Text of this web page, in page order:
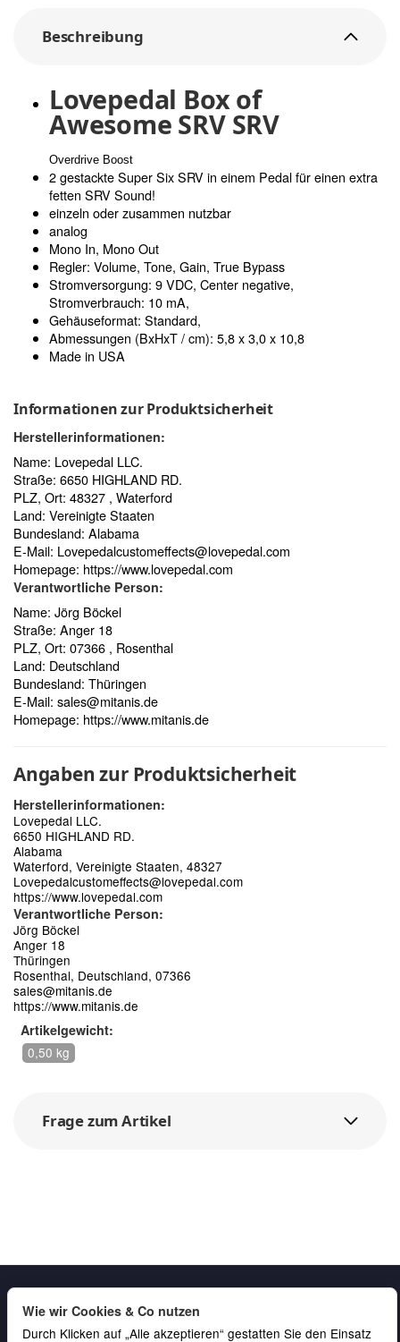
Beschreibung
Lovepedal Box of
Awesome SRV SRV
Overdrive Boost
2 gestackte Super Six SRV in einem Pedal für einen extra
fetten SRV Sound!
einzeln oder zusammen nutzbar
analog
Mono In, Mono Out
Regler: Volume, Tone, Gain, True Bypass
Stromversorgung: 9 VDC, Center negative,
Stromverbrauch: 10 mA,
Gehäuseformat: Standard,
Abmessungen (BxHxT / cm): 5,8 x 3,0 x 10,8
Made in USA
Informationen zur Produktsicherheit
Herstellerinformationen:
Name: Lovepedal LLC.
Straße: 6650 HIGHLAND RD.
PLZ, Ort: 48327 , Waterford
Land: Vereinigte Staaten
Bundesland: Alabama
E-Mail: Lovepedalcustomeffects@lovepedal.com
Homepage: https://www.lovepedal.com
Verantwortliche Person:
Name: Jörg Böckel
Straße: Anger 18
PLZ, Ort: 07366 , Rosenthal
Land: Deutschland
Bundesland: Thüringen
E-Mail: sales@mitanis.de
Homepage: https://www.mitanis.de
Angaben zur Produktsicherheit
Herstellerinformationen:
Lovepedal LLC.
6650 HIGHLAND RD.
Alabama
Waterford, Vereinigte Staaten, 48327
Lovepedalcustomeffects@lovepedal.com
https://www.lovepedal.com
Verantwortliche Person:
Jörg Böckel
Anger 18
Thüringen
Rosenthal, Deutschland, 07366
sales@mitanis.de
https://www.mitanis.de
Artikelgewicht:
0,50 kg
Frage zum Artikel
Wie wir Cookies & Co nutzen
Durch Klicken auf „Alle akzeptieren“ gestatten Sie den Einsatz